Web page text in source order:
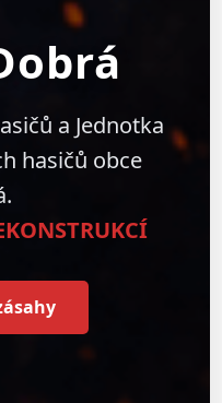
a Jednotka
hasičů obce